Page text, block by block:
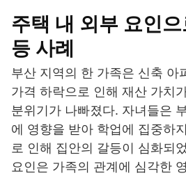
주택 내 외부 요인
등 사례
부산 지역의 한 가족은 신축 아
가격 하락으로 인해 재산 가치
분위기가 나빠졌다. 자녀들은
에 영향을 받아 학업에 집중하
로 인해 집안의 갈등이 심화되
요인은 가족의 관계에 심각한